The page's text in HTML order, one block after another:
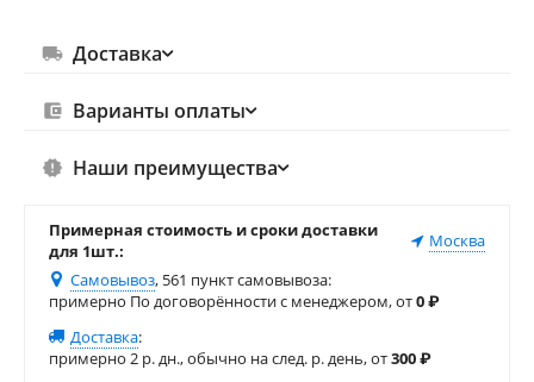
Доставка
Варианты оплаты
Наши преимущества
Примерная стоимость и сроки доставки
для 1шт.:
Москва
Самовывоз, 561 пункт самовывоза:
примерно По договорённости с менеджером, от0₽
Доставка:
примерно 2 р. дн., обычно на след. р. день, от300₽